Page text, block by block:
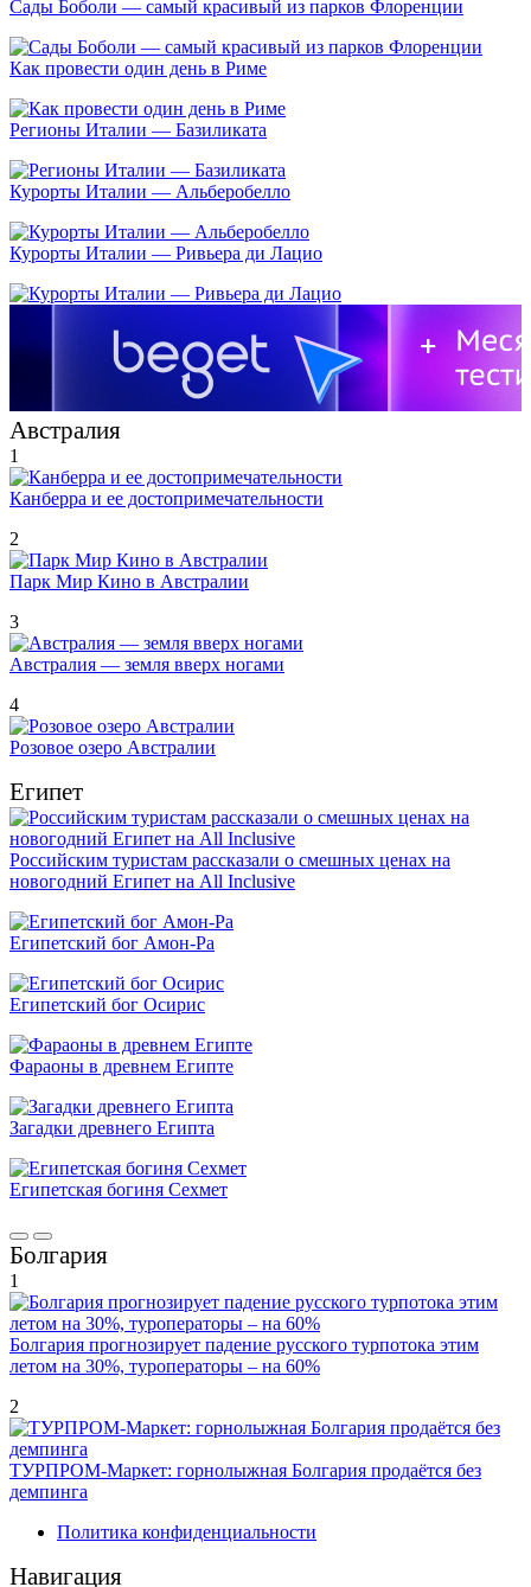
Сады Боболи — самый красивый из парков Флоренции
Как провести один день в Риме
Регионы Италии — Базиликата
Курорты Италии — Альберобелло
Курорты Италии — Ривьера ди Лацио
Австралия
1
Канберра и ее достопримечательности
2
Парк Мир Кино в Австралии
3
Австралия — земля вверх ногами
4
Розовое озеро Австралии
Египет
Российским туристам рассказали о смешных ценах на
новогодний Египет на All Inclusive
Египетский бог Амон-Ра
Египетский бог Осирис
Фараоны в древнем Египте
Загадки древнего Египта
Египетская богиня Сехмет
Болгария
1
Болгария прогнозирует падение русского турпотока этим
летом на 30%, туроператоры – на 60%
2
ТУРПРОМ-Маркет: горнолыжная Болгария продаётся без
демпинга
Политика конфиденциальности
Навигация